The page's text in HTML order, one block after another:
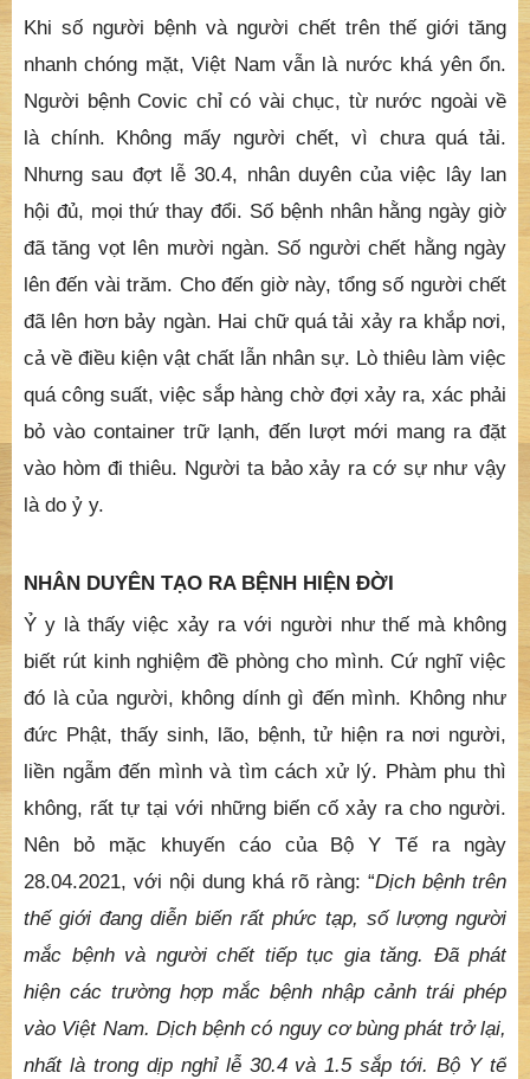
Khi số người bệnh và người chết trên thế giới tăng
nhanh chóng mặt, Việt Nam vẫn là nước khá yên ổn.
Người bệnh Covic chỉ có vài chục, từ nước ngoài về
là chính. Không mấy người chết, vì chưa quá tải.
Nhưng sau đợt lễ 30.4, nhân duyên của việc lây lan
hội đủ, mọi thứ thay đổi. Số bệnh nhân hằng ngày giờ
đã tăng vọt lên mười ngàn. Số người chết hằng ngày
lên đến vài trăm. Cho đến giờ này, tổng số người chết
đã lên hơn bảy ngàn. Hai chữ quá tải xảy ra khắp nơi,
cả về điều kiện vật chất lẫn nhân sự. Lò thiêu làm việc
quá công suất, việc sắp hàng chờ đợi xảy ra, xác phải
bỏ vào container trữ lạnh, đến lượt mới mang ra đặt
vào hòm đi thiêu. Người ta bảo xảy ra cớ sự như vậy
là do ỷ y.
NHÂN DUYÊN TẠO RA BỆNH HIỆN ĐỜI
Ỷ y là thấy việc xảy ra với người như thế mà không
biết rút kinh nghiệm đề phòng cho mình. Cứ nghĩ việc
đó là của người, không dính gì đến mình. Không như
đức Phật, thấy sinh, lão, bệnh, tử hiện ra nơi người,
liền ngẫm đến mình và tìm cách xử lý. Phàm phu thì
không, rất tự tại với những biến cố xảy ra cho người.
Nên bỏ mặc khuyến cáo của Bộ Y Tế ra ngày
28.04.2021, với nội dung khá rõ ràng: “Dịch bệnh trên
thế giới đang diễn biến rất phức tạp, số lượng người
mắc bệnh và người chết tiếp tục gia tăng. Đã phát
hiện các trường hợp mắc bệnh nhập cảnh trái phép
vào Việt Nam. Dịch bệnh có nguy cơ bùng phát trở lại,
nhất là trong dịp nghỉ lễ 30.4 và 1.5 sắp tới. Bộ Y tế